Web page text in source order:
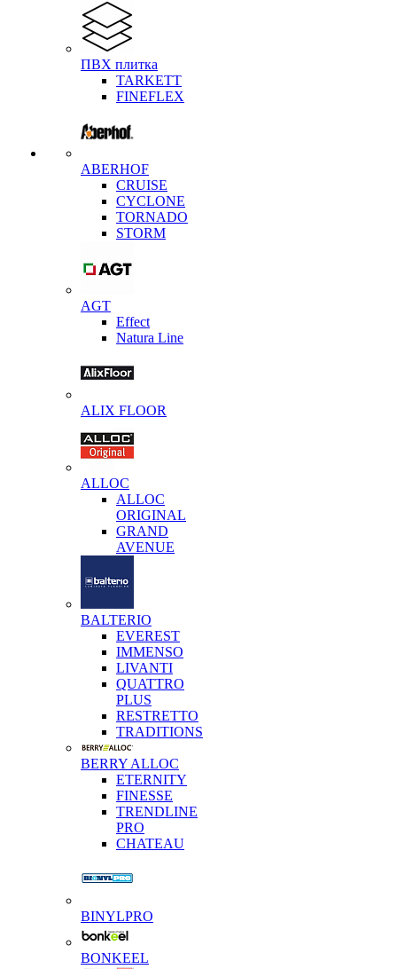
ПВХ плитка
TARKETT
FINEFLEX
ABERHOF
CRUISE
CYCLONE
TORNADO
STORM
AGT
Effect
Natura Line
ALIX FLOOR
ALLOC
ALLOC
ORIGINAL
GRAND
AVENUE
BALTERIO
EVEREST
IMMENSO
LIVANTI
QUATTRO
PLUS
RESTRETTO
TRADITIONS
BERRY ALLOC
ETERNITY
FINESSE
TRENDLINE
PRO
CHATEAU
BINYLPRO
BONKEEL